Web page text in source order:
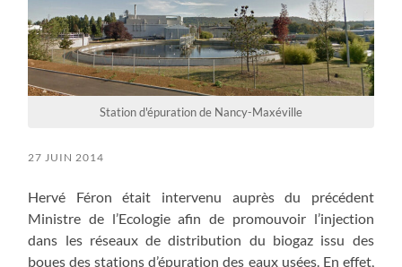
Station d'épuration de Nancy-Maxéville
27 JUIN 2014
Hervé Féron était intervenu auprès du précédent
Ministre de l’Ecologie afin de promouvoir l’injection
dans les réseaux de distribution du biogaz issu des
boues des stations d’épuration des eaux usées. En effet,